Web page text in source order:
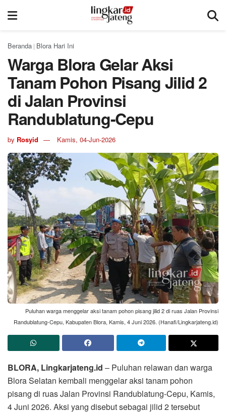
Beranda | Blora Hari Ini
Warga Blora Gelar Aksi
Tanam Pohon Pisang Jilid 2
di Jalan Provinsi
Randublatung-Cepu
by Rosyid Kamis, 04-Jun-2026
Puluhan warga menggelar aksi tanam pohon pisang jilid 2 di ruas Jalan Provinsi
Randublatung-Cepu, Kabupaten Blora, Kamis, 4 Juni 2026. (Hanafi/Lingkarjateng.id)
BLORA, Lingkarjateng.id – Puluhan relawan dan warga
Blora Selatan kembali menggelar aksi tanam pohon
pisang di ruas Jalan Provinsi Randublatung-Cepu, Kamis,
4 Juni 2026. Aksi yang disebut sebagai jilid 2 tersebut